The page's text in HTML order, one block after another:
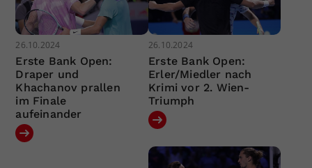
26.10.2024
Erste Bank Open:
Draper und
Khachanov prallen
im Finale
aufeinander
26.10.2024
Erste Bank Open:
Erler/Miedler nach
Krimi vor 2. Wien-
Triumph